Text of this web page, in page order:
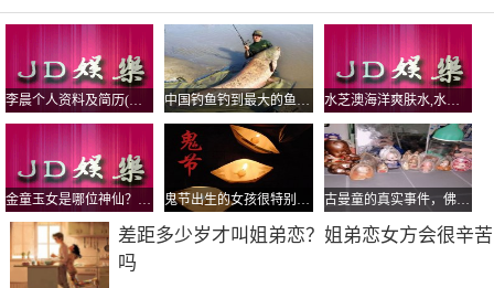
之后也演绎过角色，但是，都没有超越贾宝玉。可见他在研
习贾宝玉的时候，得有多用心。也是因此，才成就了这样一
个经典的形象。
二、肖骁虽然也整了，但他是一个来自于《奇葩说》的奇葩
男子
肖骁，很多人认识他，是在《奇葩说》，他上来的时候，并
没有什么引人瞩目的成就，但是，他的观点，总能打动人。
很多人觉得，这样的人，是哗众取宠的，为的是收获流量，
为的是挣到大钱。
肖骁对此的观点是，不要装，认真努力。他也是凭着这个认
水芝澳海洋爽肤水,水芝澳官网旗舰店天猫
古曼童的真实事件，佛牌和古曼童哪个好？
差距多少岁才叫姐弟恋？姐弟恋女方会很辛苦
吗